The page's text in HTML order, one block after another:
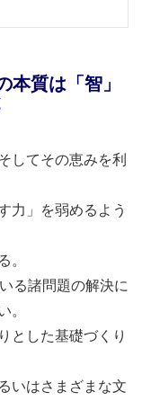
本質は「智」
してその恵みを利
力」を弱めるよう
。
る諸問題の解決に
。
とした基礎づくり
いはさまざまな文